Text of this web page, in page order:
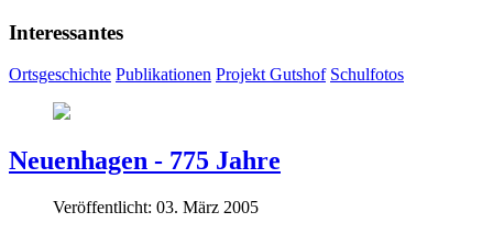
Interessantes
Ortsgeschichte Publikationen Projekt Gutshof Schulfotos
Neuenhagen - 775 Jahre
Veröffentlicht: 03. März 2005